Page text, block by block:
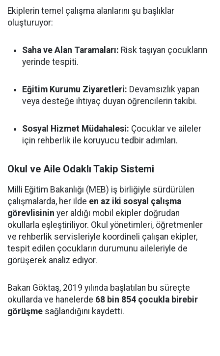
Ekiplerin temel çalışma alanlarını şu başlıklar
oluşturuyor:
Saha ve Alan Taramaları: Risk taşıyan çocukların
yerinde tespiti.
Eğitim Kurumu Ziyaretleri: Devamsızlık yapan
veya desteğe ihtiyaç duyan öğrencilerin takibi.
Sosyal Hizmet Müdahalesi: Çocuklar ve aileler
için rehberlik ile koruyucu tedbir adımları.
Okul ve Aile Odaklı Takip Sistemi
Milli Eğitim Bakanlığı (MEB) iş birliğiyle sürdürülen
çalışmalarda, her ilde en az iki sosyal çalışma
görevlisinin yer aldığı mobil ekipler doğrudan
okullarla eşleştiriliyor. Okul yönetimleri, öğretmenler
ve rehberlik servisleriyle koordineli çalışan ekipler,
tespit edilen çocukların durumunu aileleriyle de
görüşerek analiz ediyor.
Bakan Göktaş, 2019 yılında başlatılan bu süreçte
okullarda ve hanelerde 68 bin 854 çocukla birebir
görüşme sağlandığını kaydetti.